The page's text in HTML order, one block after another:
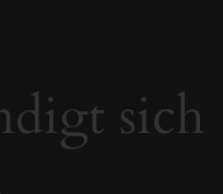
KONTAKT
sich